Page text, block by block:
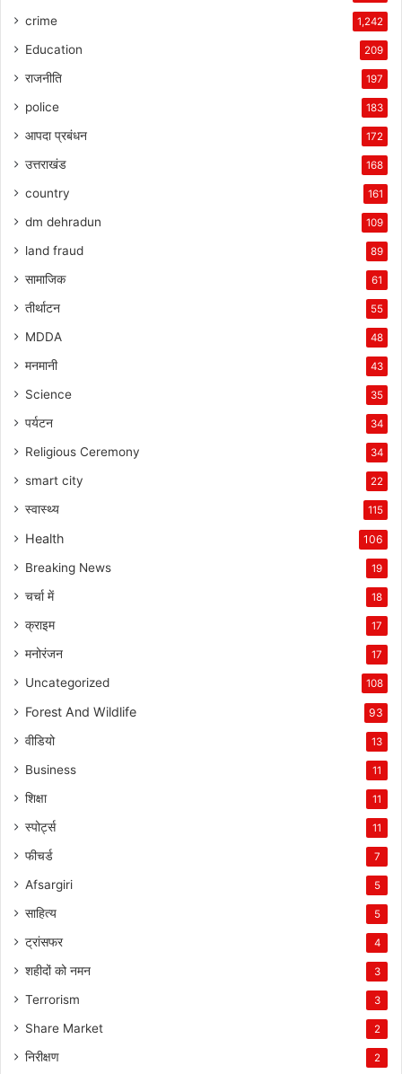
crime 1,242
Education 209
राजनीति 197
police 183
आपदा प्रबंधन 172
उत्तराखंड 168
country 161
dm dehradun 109
land fraud 89
सामाजिक 61
तीर्थाटन 55
MDDA 48
मनमानी 43
Science 35
पर्यटन 34
Religious Ceremony 34
smart city 22
स्वास्थ्य 115
Health 106
Breaking News 19
चर्चा में 18
क्राइम 17
मनोरंजन 17
Uncategorized 108
Forest And Wildlife 93
वीडियो 13
Business 11
शिक्षा 11
स्पोर्ट्स 11
फीचर्ड 7
Afsargiri 5
साहित्य 5
ट्रांसफर 4
शहीदों को नमन 3
Terrorism 3
Share Market 2
निरीक्षण 2